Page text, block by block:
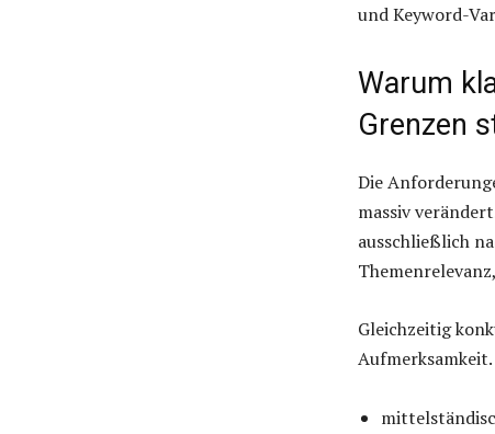
und Keyword-
Warum
Grenzen
Die
massiv
ausschließlich
Gleichzeitig